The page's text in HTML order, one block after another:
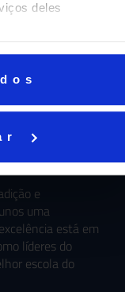
deles
e
uma
está em
líderes do
escola do